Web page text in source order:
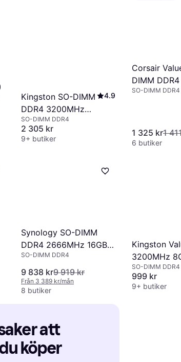
Kingston SO-DIMM
DDR4 3200MHz
16GB
(KCP432SD8/16)
4.9
SO-DIMM DDR4
2 305 kr
9+ butiker
Corsair
DIMM DDR4
SO-DIMM DDR4
1 325 kr1
6 butiker
Synology SO-DIMM
DDR4 2666MHz 16GB
ECC (D4ES01-16G)
SO-DIMM DDR4
9 838 kr9 919 kr
Från 3 389 kr/mån
8 butiker
Kingston
3200MHz
SO-DIMM DDR4
999 kr
9+ butiker
att
köper